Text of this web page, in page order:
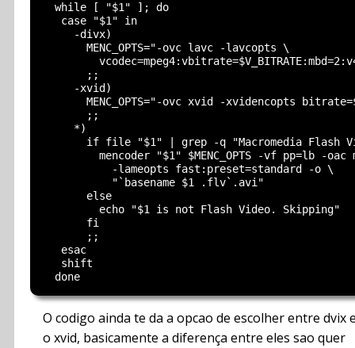
  while [ "$1" ]; do
   case "$1" in
     -divx)
       MENC_OPTS="-ovc lavc -lavcopts \
       ;;
     -xvid)
MENC_OPTS="-ovc xvid -xvidencopts
       ;;
     *)
if file "$1" | grep -q "Macromedia Flash
mencoder "$1" $MENC_OPTS -vf pp=lb -oac
           -lameopts fast:preset=standard -o \
           "`basename $1 .flv`.avi"
       else
         echo "$1 is not Flash Video. Skipping"
       fi
       ;;
   esac
   shift
O codigo ainda te da a opcao de escolher entre dvix
o xvid, basicamente a diferença entre eles sao quer